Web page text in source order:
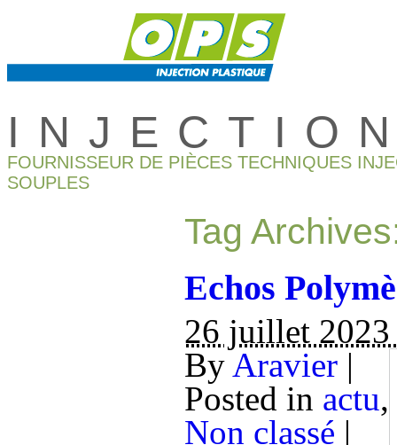
FOURNISSEUR DE PIÈCES TECHNIQUES
SOUPLES
Tag
Echos
26 juillet
By Aravier |
Posted in actu,
Non classé |